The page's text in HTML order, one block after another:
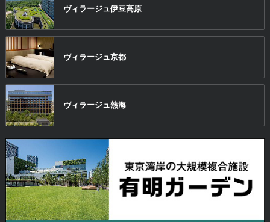
ヴィラージュ伊豆高原
ヴィラージュ京都
ヴィラージュ熱海